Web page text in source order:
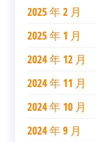
2025 年 2 月
2025 年 1 月
2024 年 12 月
2024 年 11 月
2024 年 10 月
2024 年 9 月